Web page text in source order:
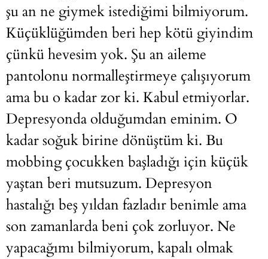
şu an ne giymek istediğimi bilmiyorum.
Küçüklüğümden beri hep kötü giyindim
çünkü hevesim yok. Şu an aileme
pantolonu normalleştirmeye çalışıyorum
ama bu o kadar zor ki. Kabul etmiyorlar.
Depresyonda olduğumdan eminim. O
kadar soğuk birine dönüştüm ki. Bu
mobbing çocukken başladığı için küçük
yaştan beri mutsuzum. Depresyon
hastalığı beş yıldan fazladır benimle ama
son zamanlarda beni çok zorluyor. Ne
yapacağımı bilmiyorum, kapalı olmak